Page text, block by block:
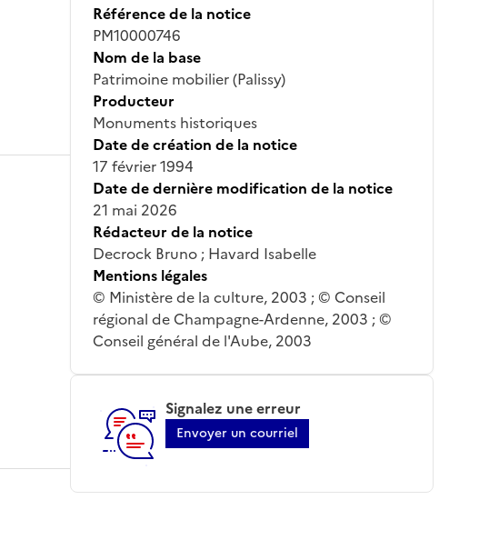
Référence de la notice
PM10000746
Nom de la base
Patrimoine mobilier (Palissy)
Producteur
Monuments historiques
Date de création de la notice
17 février 1994
Date de dernière modification de la notice
21 mai 2026
Rédacteur de la notice
Decrock Bruno ; Havard Isabelle
Mentions légales
© Ministère de la culture, 2003 ; © Conseil
régional de Champagne-Ardenne, 2003 ; ©
Conseil général de l'Aube, 2003
Signalez une erreur
Envoyer un courriel